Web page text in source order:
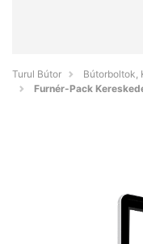
Turul Bútor
Bútorboltok,
Furnér-Pack